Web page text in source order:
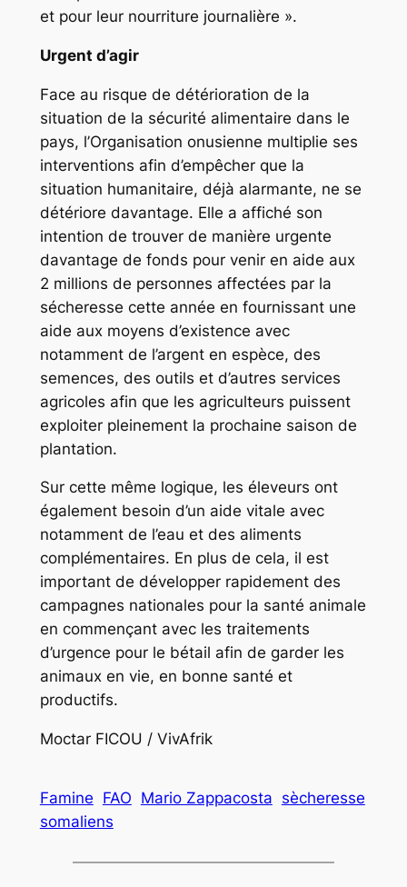
et pour leur nourriture journalière ».
Urgent d’agir
Face au risque de détérioration de la
situation de la sécurité alimentaire dans le
pays, l’Organisation onusienne multiplie ses
interventions afin d’empêcher que la
situation humanitaire, déjà alarmante, ne se
détériore davantage. Elle a affiché son
intention de trouver de manière urgente
davantage de fonds pour venir en aide aux
2 millions de personnes affectées par la
sécheresse cette année en fournissant une
aide aux moyens d’existence avec
notamment de l’argent en espèce, des
semences, des outils et d’autres services
agricoles afin que les agriculteurs puissent
exploiter pleinement la prochaine saison de
plantation.
Sur cette même logique, les éleveurs ont
également besoin d’un aide vitale avec
notamment de l’eau et des aliments
complémentaires. En plus de cela, il est
important de développer rapidement des
campagnes nationales pour la santé animale
en commençant avec les traitements
d’urgence pour le bétail afin de garder les
animaux en vie, en bonne santé et
productifs.
Moctar FICOU / VivAfrik
Famine FAO Mario Zappacosta sècheresse
somaliens